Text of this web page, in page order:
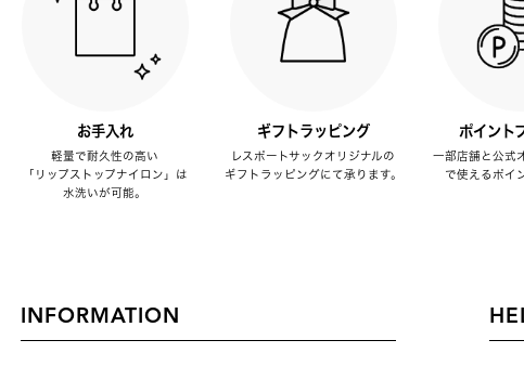
お手入れ
軽量で耐久性の高い
「リップストップナイロン」は
水洗いが可能。
ギフトラッピング
レスポートサックオリジナルの
ギフトラッピングにて承ります。
ポイント
一部店舗と公式
で使えるポイ
INFORMATION